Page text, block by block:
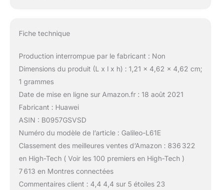
Fiche technique
Production interrompue par le fabricant : Non
Dimensions du produit (L x l x h) : 1,21 x 4,62 x 4,62 cm;
1 grammes
Date de mise en ligne sur Amazon.fr : 18 août 2021
Fabricant : Huawei
ASIN : B0957GSVSD
Numéro du modèle de l’article : Galileo-L61E
Classement des meilleures ventes d’Amazon : 836 322
en High-Tech ( Voir les 100 premiers en High-Tech )
7 613 en Montres connectées
Commentaires client : 4,4 4,4 sur 5 étoiles 23